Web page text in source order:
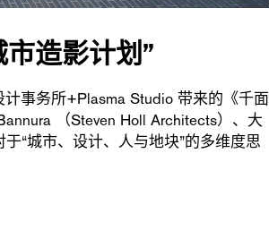
市造影计划”
事务所+Plasma Studio 带来的《千面
（Steven Holl Architects）、大
“城市、设计、人与地块”的多维度思